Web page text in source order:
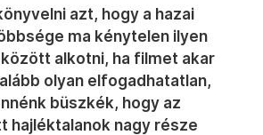
azt, hogy a hazai
ma kénytelen ilyen
alkotni, ha filmet akar
olyan elfogadhatatlan,
büszkék, hogy az
hajléktalanok nagy része